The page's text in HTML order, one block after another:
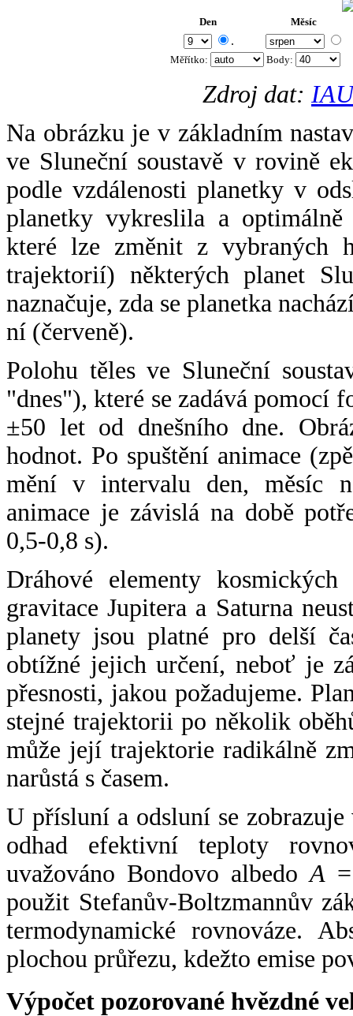
Den Měsíc
.
Měřítko: Body:
Zdroj dat:
Na obrázku je v základním
ve Sluneční soustavě v rovině
podle vzdálenosti planetky v
planetky vykreslila a
které lze změnit z vybraných
trajektorií) některých planet
naznačuje, zda se planetka
ní (červeně).
Polohu těles ve Sluneční
"dnes"), které se zadává pomocí
±50 let od dnešního dne.
hodnot. Po spuštění animace
mění v intervalu den, měsíc
animace je závislá na době
0,5-0,8 s).
Dráhové elementy
gravitace Jupitera a Saturna
planety jsou platné pro delší
obtížné jejich určení, neboť je
přesnosti, jakou požadujeme.
stejné trajektorii po několik
může její trajektorie radikálně
narůstá s časem.
U přísluní a odsluní se
odhad efektivní teploty
uvažováno Bondovo albedoA
použit Stefanův-Boltzmannův
termodynamické rovnováze.
plochou průřezu, kdežto emise
Výpočet pozorované hvězdné